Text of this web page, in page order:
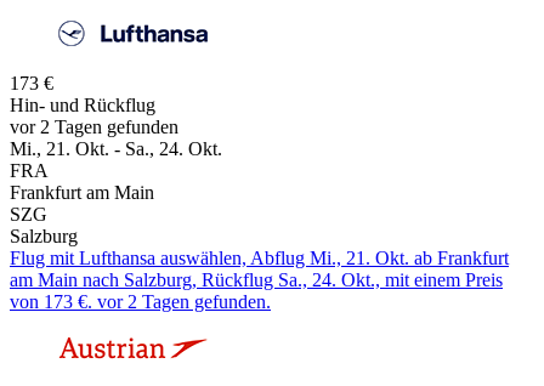
173 €
Hin- und Rückflug
vor 2 Tagen gefunden
Mi., 21. Okt. - Sa., 24. Okt.
FRA
Frankfurt am Main
SZG
Salzburg
Flug mit Lufthansa auswählen, Abflug Mi., 21. Okt. ab Frankfurt
am Main nach Salzburg, Rückflug Sa., 24. Okt., mit einem Preis
von 173 €. vor 2 Tagen gefunden.